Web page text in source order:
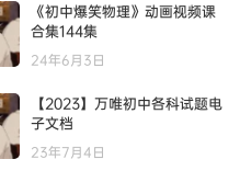
《初中爆笑物理》动画视频课
合集144集
24年6月3日
【2023】万唯初中各科试题电
子文档
23年7月4日